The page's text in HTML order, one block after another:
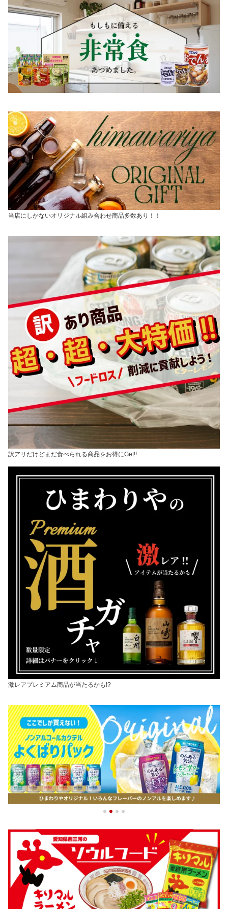
当店にしかないオリジナル組み合わせ商品多数あり！！
訳アリだけどまだ食べられる商品をお得にGet!!
激レアプレミアム商品が当たるかも!?